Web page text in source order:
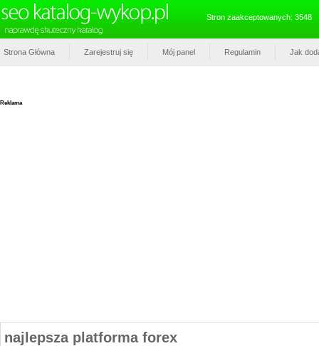
Stron zaakceptowanych: 3548
Strona Główna Zarejestruj się Mój panel Regulamin Jak
Reklama
najlepsza platforma forex